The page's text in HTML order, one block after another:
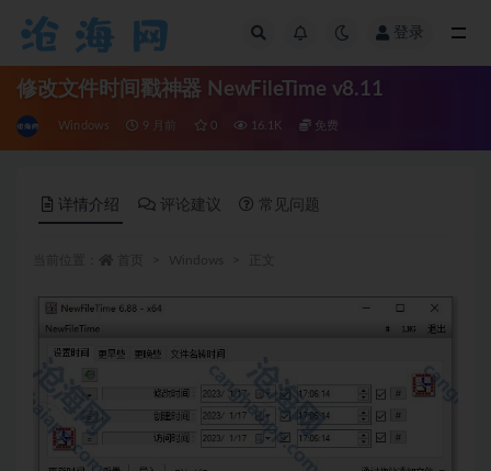
登录
修改文件时间戳神器 NewFileTime v8.11
Windows 9 月前 0 16.1K 免费
详情介绍 评论建议 常见问题